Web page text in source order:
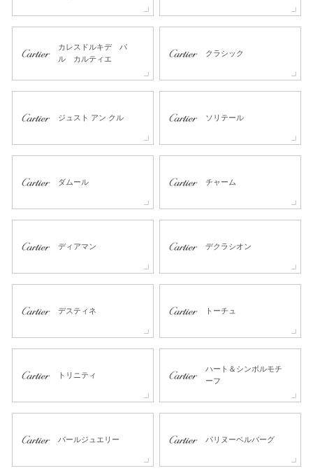
カレスドルキデ パ
ル カルティエ
クラシック
ジュスト アン クル ソリテール
ダムール チャーム
ディアマン デクラシオン
デスティネ トーチュ
トリニティ
ハート＆シンボルモチ
ーフ
パールジュエリー パリヌーベルバーグ